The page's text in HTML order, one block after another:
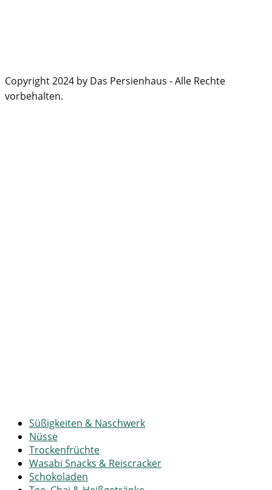
Copyright 2024 by Das Persienhaus - Alle Rechte
vorbehalten.
Süßigkeiten & Naschwerk
Nüsse
Trockenfrüchte
Wasabi Snacks & Reiscracker
Schokoladen